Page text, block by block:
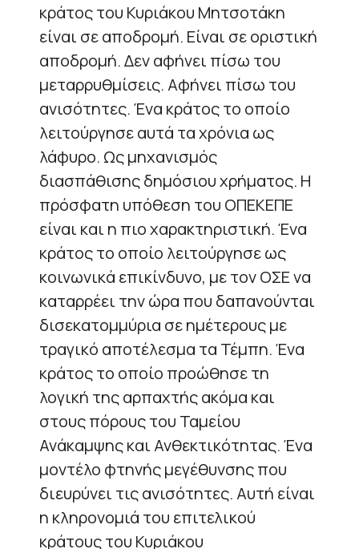
κράτος του Κυριάκου Μητσοτάκη
είναι σε αποδρομή. Είναι σε οριστική
αποδρομή. Δεν αφήνει πίσω του
μεταρρυθμίσεις. Αφήνει πίσω του
ανισότητες. Ένα κράτος το οποίο
λειτούργησε αυτά τα χρόνια ως
λάφυρο. Ως μηχανισμός
διασπάθισης δημόσιου χρήματος. Η
πρόσφατη υπόθεση του ΟΠΕΚΕΠΕ
είναι και η πιο χαρακτηριστική. Ένα
κράτος το οποίο λειτούργησε ως
κοινωνικά επικίνδυνο, με τον ΟΣΕ να
καταρρέει την ώρα που δαπανούνται
δισεκατομμύρια σε ημέτερους με
τραγικό αποτέλεσμα τα Τέμπη. Ένα
κράτος το οποίο προώθησε τη
λογική της αρπαχτής ακόμα και
στους πόρους του Ταμείου
Ανάκαμψης και Ανθεκτικότητας. Ένα
μοντέλο φτηνής μεγέθυνσης που
διευρύνει τις ανισότητες. Αυτή είναι
η κληρονομιά του επιτελικού
κράτους του Κυριάκου